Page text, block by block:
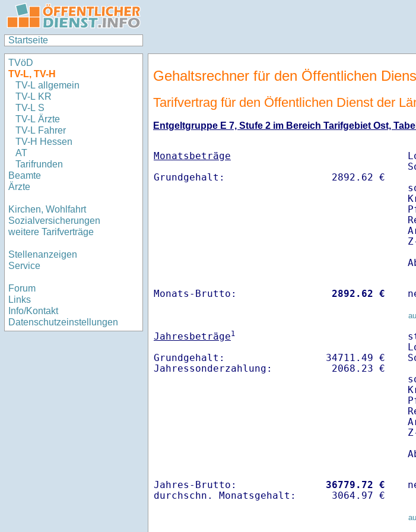
Startseite
TVöD
TV-L, TV-H
TV-L allgemein
TV-L KR
TV-L S
TV-L Ärzte
TV-L Fahrer
TV-H Hessen
AT
Tarifrunden
Beamte
Ärzte
Kirchen, Wohlfahrt
Sozialversicherungen
weitere Tarifverträge
Stellenanzeigen
Service
Forum
Links
Info/Kontakt
Datenschutzeinstellungen
Gehaltsrechner für den Öffentlichen
Tarifvertrag für den Öffentlichen Dienst der
Entgeltgruppe E 7, Stufe 2 im Bereich Tarifgebiet Ost,
Monatsbeträge
Monats-Brutto: 2892.62 €
Jahresbeträge1
Grundgehalt:                 34711.49 €
Jahres-Brutto: 36779.72 €